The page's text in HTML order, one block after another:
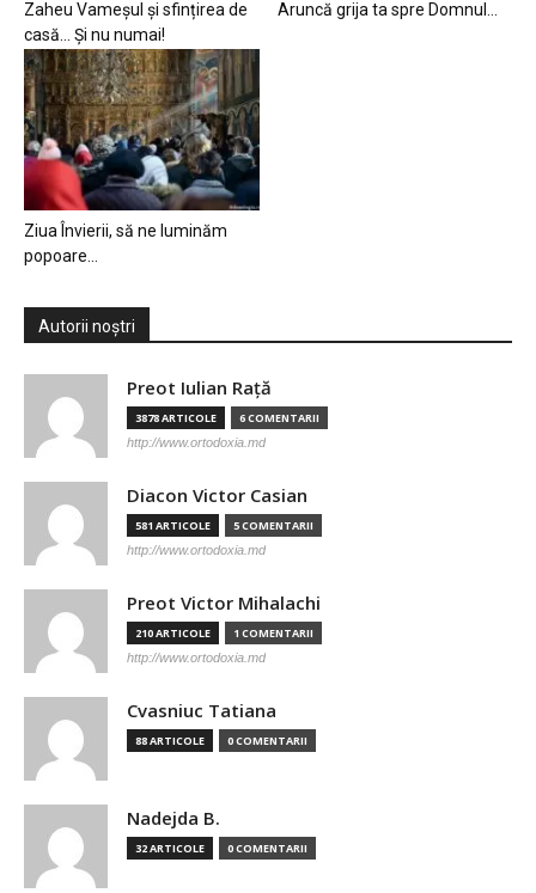
Zaheu Vameșul și sfințirea de
casă… Și nu numai!
Aruncă grija ta spre Domnul…
Ziua Învierii, să ne luminăm
popoare…
Autorii noștri
Preot Iulian Raţă
3878 ARTICOLE 6 COMENTARII
http://www.ortodoxia.md
Diacon Victor Casian
581 ARTICOLE 5 COMENTARII
http://www.ortodoxia.md
Preot Victor Mihalachi
210 ARTICOLE 1 COMENTARII
http://www.ortodoxia.md
Cvasniuc Tatiana
88 ARTICOLE 0 COMENTARII
Nadejda B.
32 ARTICOLE 0 COMENTARII